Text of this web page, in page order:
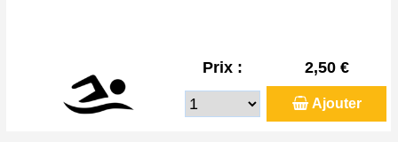
Prix : 2,50 €
Ajouter